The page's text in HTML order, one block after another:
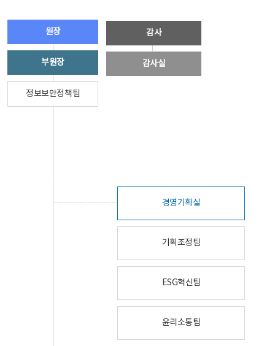
원장
부원장
정보보안정책팀
감사
감사실
경영기획실
기획조정팀
ESG혁신팀
윤리소통팀